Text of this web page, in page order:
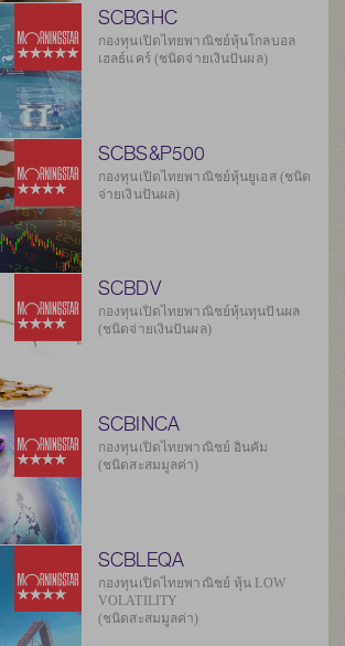
SCBGHC
กองทุนเปิดไทยพาณิชย์หุ้นโกลบอล
เฮลธ์แคร์ (ชนิดจ่ายเงินปันผล)
SCBS&P500
กองทุนเปิดไทยพาณิชย์หุ้นยูเอส (ชนิด
จ่ายเงินปันผล)
SCBDV
กองทุนเปิดไทยพาณิชย์หุ้นทุนปันผล
(ชนิดจ่ายเงินปันผล)
SCBINCA
กองทุนเปิดไทยพาณิชย์ อินคัม
(ชนิดสะสมมูลค่า)
SCBLEQA
กองทุนเปิดไทยพาณิชย์ หุ้น LOW
VOLATILITY
(ชนิดสะสมมูลค่า)